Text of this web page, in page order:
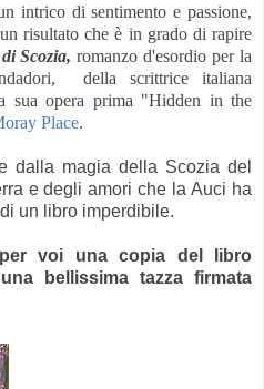
intrico di sentimento e passione,
risultato che è in grado di rapire
Scozia, romanzo d'esordio perla
della scrittrice italiana
sua opera prima "Hidden in the
Place.
dalla magia della Scozia del
e degli amori che la Auci ha
un libro imperdibile.
voi una copia del libro
bellissima tazza firmata